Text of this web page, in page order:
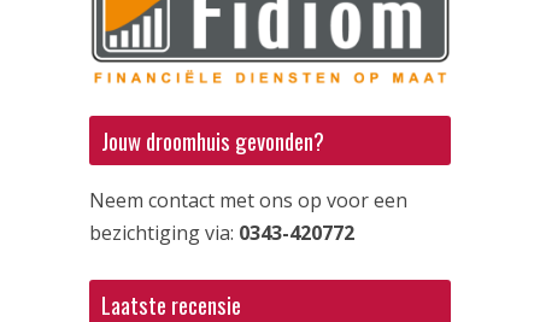
Jouw droomhuis gevonden?
Neem contact met ons op voor een
bezichtiging via: 0343-420772
Laatste recensie